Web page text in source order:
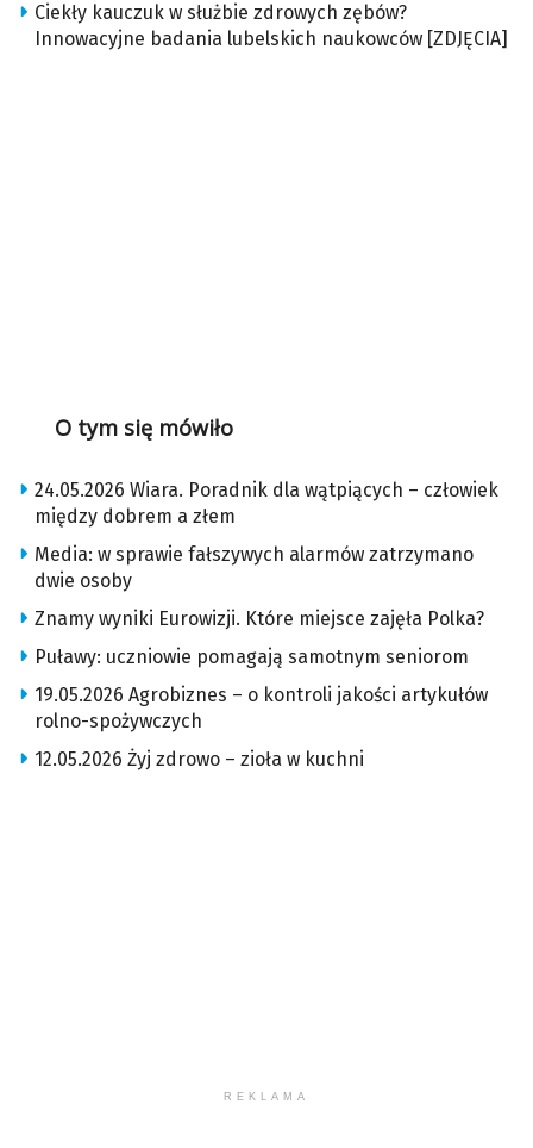
Ciekły kauczuk w służbie zdrowych zębów?
Innowacyjne badania lubelskich naukowców [ZDJĘCIA]
O tym się mówiło
24.05.2026 Wiara. Poradnik dla wątpiących – człowiek
między dobrem a złem
Media: w sprawie fałszywych alarmów zatrzymano
dwie osoby
Znamy wyniki Eurowizji. Które miejsce zajęła Polka?
Puławy: uczniowie pomagają samotnym seniorom
19.05.2026 Agrobiznes – o kontroli jakości artykułów
rolno-spożywczych
12.05.2026 Żyj zdrowo – zioła w kuchni
REKLAMA